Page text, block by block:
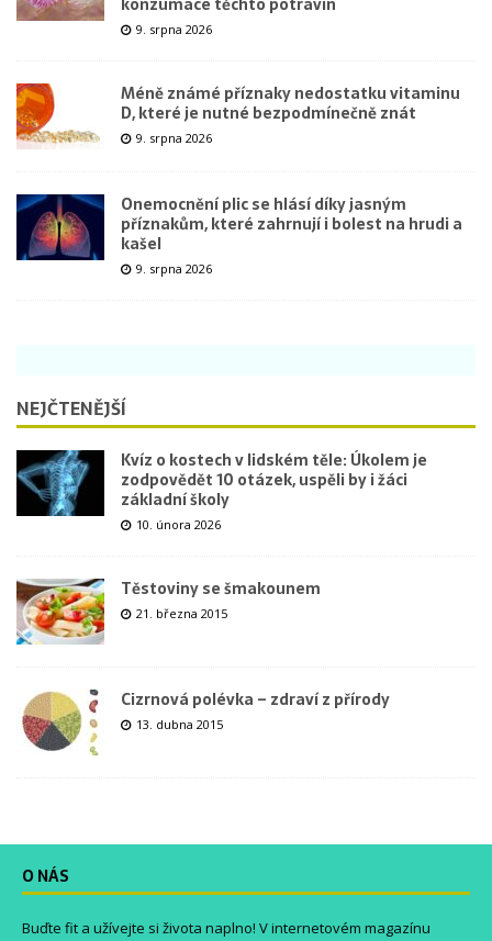
9. srpna 2026
Méně známé příznaky nedostatku vitaminu
D, které je nutné bezpodmínečně znát
9. srpna 2026
Onemocnění plic se hlásí díky jasným
příznakům, které zahrnují i bolest na hrudi a
kašel
9. srpna 2026
NEJČTENĚJŠÍ
Kvíz o kostech v lidském těle: Úkolem je
zodpovědět 10 otázek, uspěli by i žáci
základní školy
10. února 2026
Těstoviny se šmakounem
21. března 2015
Cizrnová polévka – zdraví z přírody
13. dubna 2015
O NÁS
Buďte fit a užívejte si života naplno! V internetovém magazínu